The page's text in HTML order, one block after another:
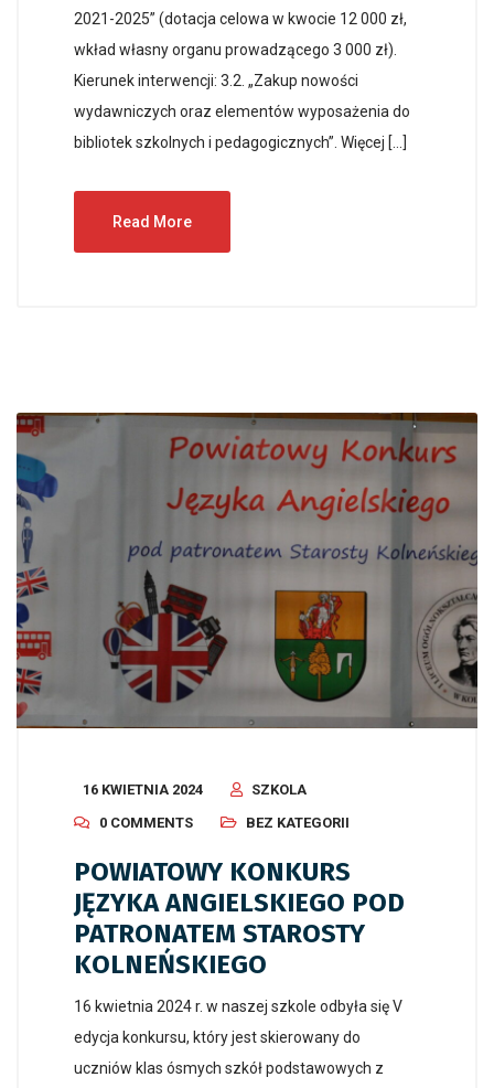
2021-2025” (dotacja celowa w kwocie 12 000 zł,
wkład własny organu prowadzącego 3 000 zł).
Kierunek interwencji: 3.2. „Zakup nowości
wydawniczych oraz elementów wyposażenia do
bibliotek szkolnych i pedagogicznych”. Więcej […]
Read More
16 KWIETNIA 2024
SZKOLA
0 COMMENTS
BEZ KATEGORII
POWIATOWY KONKURS
JĘZYKA ANGIELSKIEGO POD
PATRONATEM STAROSTY
KOLNEŃSKIEGO
16 kwietnia 2024 r. w naszej szkole odbyła się V
edycja konkursu, który jest skierowany do
uczniów klas ósmych szkół podstawowych z